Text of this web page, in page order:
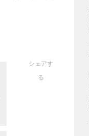
シェアす
る